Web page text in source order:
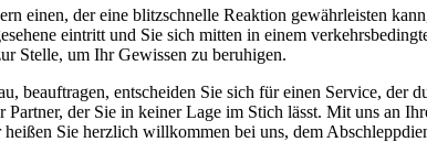
einen, der eine blitzschnelle Reaktion gewährleisten
eintritt und Sie sich mitten in einem
Stelle, um Ihr Gewissen zu beruhigen.
beauftragen, entscheiden Sie sich für einen Service, der
Partner, der Sie in keiner Lage im Stich lässt. Mit uns an
Sie herzlich willkommen bei uns, dem